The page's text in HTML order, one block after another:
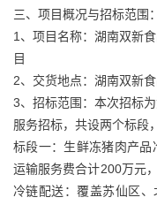
三、项目概况与招标范围：
1、项目名称：湖南双新
目
2、交货地点：湖南双新
3、招标范围：本次招标
服务招标，共设两个标段
标段一：生鲜冻猪肉产
运输服务费合计200万元
冷链配送：覆盖苏仙区